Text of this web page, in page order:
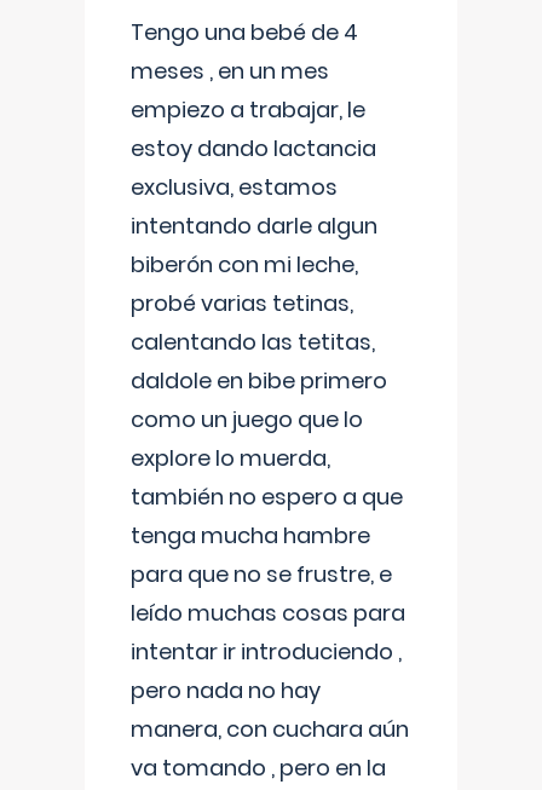
Tengo una bebé de 4
meses , en un mes
empiezo a trabajar, le
estoy dando lactancia
exclusiva, estamos
intentando darle algun
biberón con mi leche,
probé varias tetinas,
calentando las tetitas,
daldole en bibe primero
como un juego que lo
explore lo muerda,
también no espero a que
tenga mucha hambre
para que no se frustre, e
leído muchas cosas para
intentar ir introduciendo ,
pero nada no hay
manera, con cuchara aún
va tomando , pero en la